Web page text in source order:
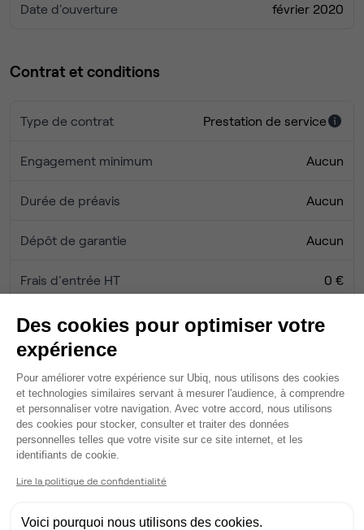
Date d'ouverture février 2020
Contrat et conditions
Type de contrat Prestation de service
Engagement minimum Aucun
Durée de préavis Aucun
Dépôt de garantie Aucun
Frais d'entrée HT 0 €
Honoraires Ubiq
Services
Fibre
Ménage
Rangements individuels
Casier fermé
Espace détente
Tables / chaises
Des cookies pour optimiser votre
expérience
Plateforme de Gestion du
Pour améliorer votre expérience sur Ubiq, nous utilisons des cookies
et technologies similaires servant à mesurer l'audience, à comprendre
et personnaliser votre navigation. Avec votre accord, nous utilisons
des cookies pour stocker, consulter et traiter des données
personnelles telles que votre visite sur ce site internet, et les
identifiants de cookie.
Lire la politique de confidentialité
Voici pourquoi nous utilisons des cookies.